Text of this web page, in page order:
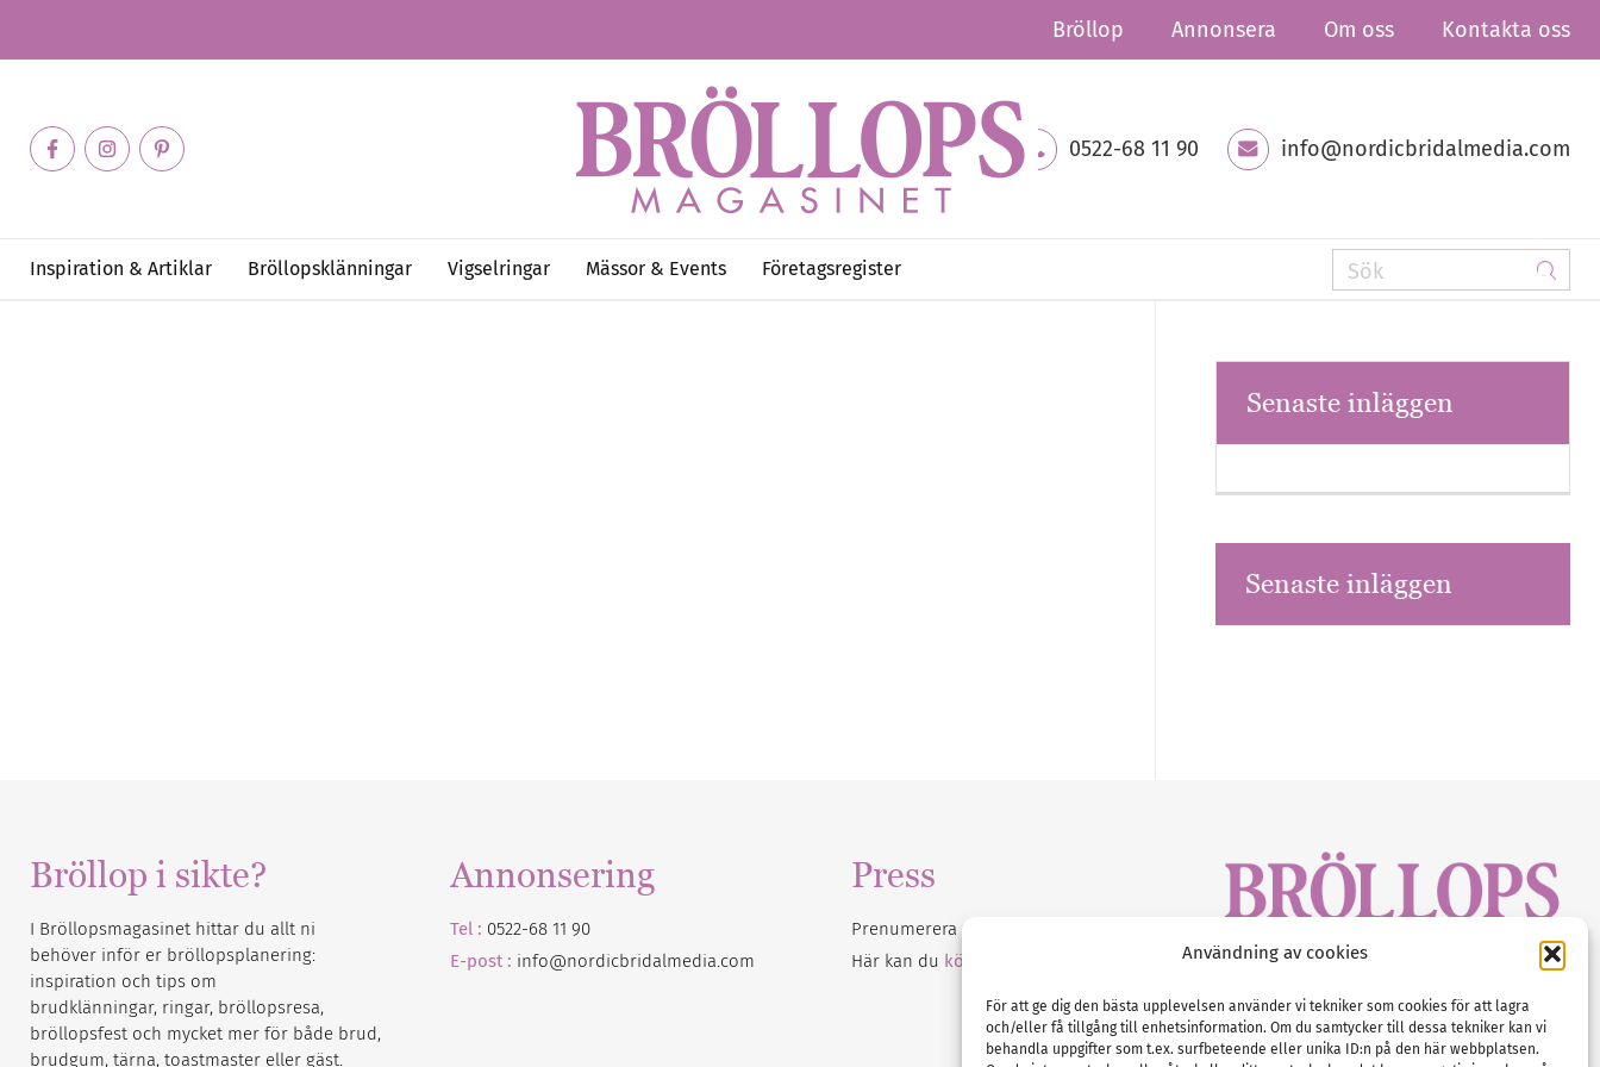
Användning av cookies
För att ge dig den bästa upplevelsen använder vi tekniker som cookies för att lagra
och/eller få tillgång till enhetsinformation. Om du samtycker till dessa tekniker kan vi
behandla uppgifter som t.ex. surfbeteende eller unika ID:n på den här webbplatsen.
Bröllop Annonsera Om oss Kontakta oss
0522-68 11 90 info@nordicbridalmedia.com
Inspiration & Artiklar Bröllopsklänningar Vigselringar Mässor & Events Företagsregister
Senaste inläggen
Senaste inläggen
Bröllop i sikte?
I Bröllopsmagasinet hittar du allt ni
behöver inför er bröllopsplanering:
inspiration och tips om
brudklänningar, ringar, bröllopsresa,
bröllopsfest och mycket mer för både brud,
brudgum, tärna, toastmaster eller gäst.
Annonsering
Tel : 0522-68 11 90
E-post : info@nordicbridalmedia.com
Press
Prenumerera på vårt
Här kan du köpa Bröllopsmagasinet
Tel :0522-68 11 90
E-post:info@nordicbridalmedia.com